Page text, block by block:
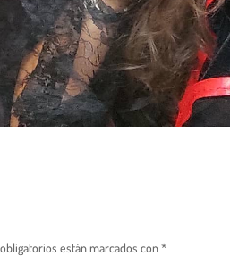
están marcados con*